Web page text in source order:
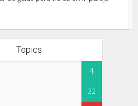
Topics
4
32